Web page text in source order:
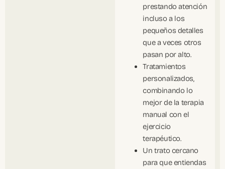
prestando atención
incluso a los
pequeños detalles
que a veces otros
pasan por alto.
Tratamientos
personalizados,
combinando lo
mejor de la terapia
manual con el
ejercicio
terapéutico.
Un trato cercano
para que entiendas